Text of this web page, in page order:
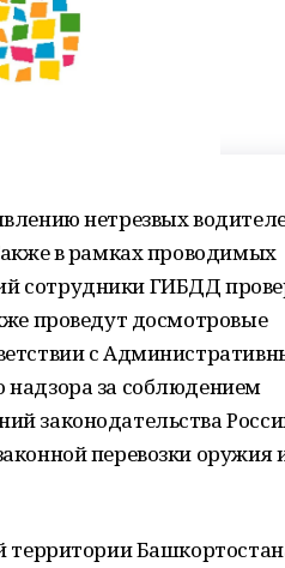
нетрезвых
в рамках проводимых
сотрудники ГИБДД
проведут досмотровые
с
надзора за соблюдением
законодательства
перевозки оружия
территории